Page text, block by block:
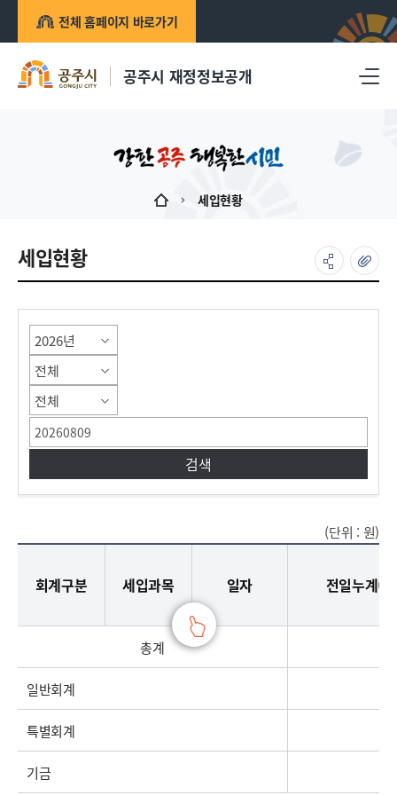
전체 홈페이지 바로가기
공주시 재정정보공개
세입현황
세입현황
게시물 검색
(단위 : 원)
세입현황으로 회계구분,세입과목,일자,전일누계(A),금일,금일누계(A+B)로 구성되어져 있습니다
회계구분 세입과목 일자 전일누계(A)
총계
일반회계
특별회계
기금